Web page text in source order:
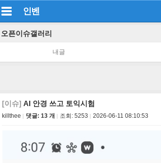
인벤
오픈이슈갤러리
내글
[이슈] AI 안경 쓰고 토익시험
killthee 댓글: 13 개 조회: 5253 2026-06-11 08:10:53